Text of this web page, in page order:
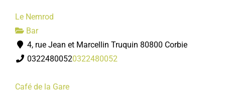
Le Nemrod
Bar
4, rue Jean et Marcellin Truquin 80800 Corbie
03224800520322480052
Café de la Gare